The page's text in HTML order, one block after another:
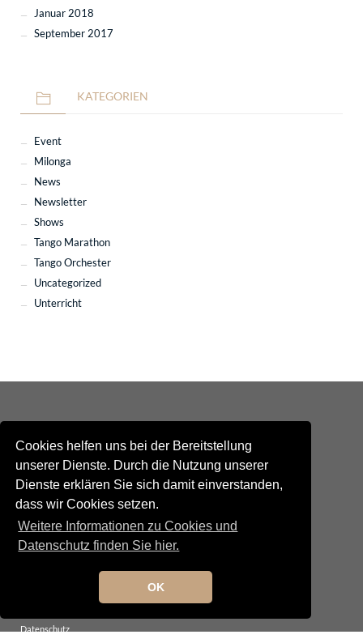
Cookies helfen uns bei der Bereitstellung
unserer Dienste. Durch die Nutzung unserer
Dienste erklären Sie sich damit einverstanden,
dass wir Cookies setzen.
Weitere Informationen zu Cookies und
Datenschutz finden Sie hier.
OK
Januar 2018
September 2017
KATEGORIEN
Event
Milonga
News
Newsletter
Shows
Tango Marathon
Tango Orchester
Uncategorized
Unterricht
Kontakt
Newsletteranmeldung
Newsletterabmeldung
TANGO maldito
© 2025 TANGO maldito
Datenschutz